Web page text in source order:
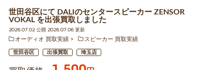
世田谷区にて DALIのセンタースピーカー ZENSOR
VOKAL を出張買取しました
2026.07.02 公開 2026.07.06 更新
オーディオ 買取実績
スピーカー 買取実績
世田谷区 出張買取 埼玉店